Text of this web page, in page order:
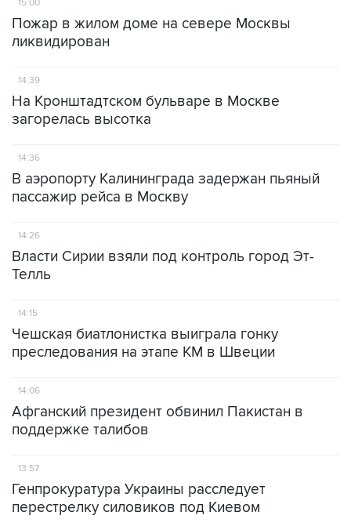
15:00
Пожар в жилом доме на севере Москвы
ликвидирован
14:39
На Кронштадтском бульваре в Москве
загорелась высотка
14:36
В аэропорту Калининграда задержан пьяный
пассажир рейса в Москву
14:26
Власти Сирии взяли под контроль город Эт-
Телль
14:15
Чешская биатлонистка выиграла гонку
преследования на этапе КМ в Швеции
14:06
Афганский президент обвинил Пакистан в
поддержке талибов
13:57
Генпрокуратура Украины расследует
перестрелку силовиков под Киевом